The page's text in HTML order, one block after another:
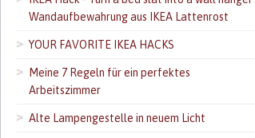
Wandaufbewahrung aus IKEA Lattenrost
YOUR FAVORITE IKEA HACKS
Meine 7 Regeln für ein perfektes
Arbeitszimmer
Alte Lampengestelle in neuem Licht